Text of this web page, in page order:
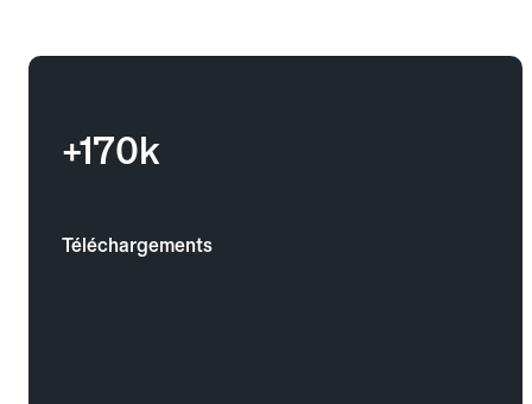
+170k
Téléchargements